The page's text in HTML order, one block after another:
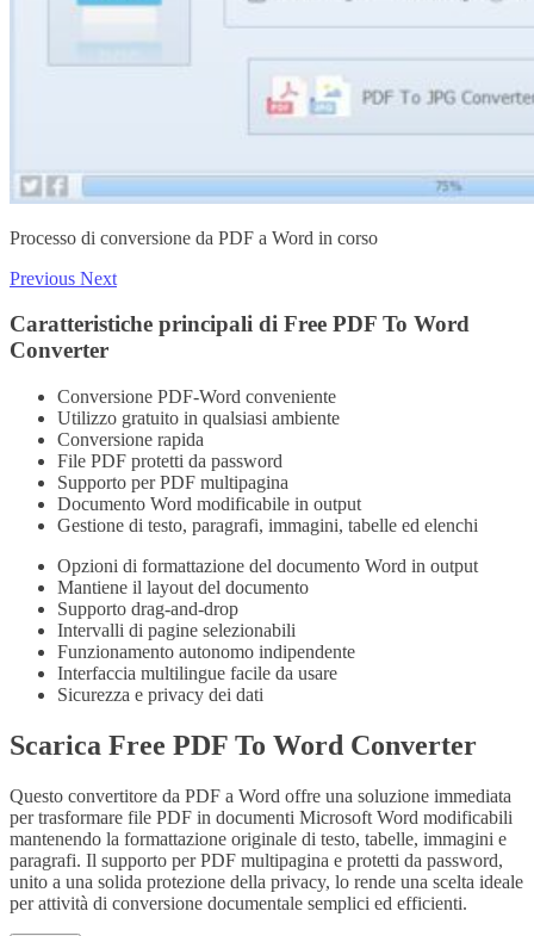
Processo di conversione da PDF a Word in corso
Previous Next
Caratteristiche principali di Free PDF To Word
Converter
Conversione PDF-Word conveniente
Utilizzo gratuito in qualsiasi ambiente
Conversione rapida
File PDF protetti da password
Supporto per PDF multipagina
Documento Word modificabile in output
Gestione di testo, paragrafi, immagini, tabelle ed elenchi
Opzioni di formattazione del documento Word in output
Mantiene il layout del documento
Supporto drag-and-drop
Intervalli di pagine selezionabili
Funzionamento autonomo indipendente
Interfaccia multilingue facile da usare
Sicurezza e privacy dei dati
Scarica Free PDF To Word Converter
Questo convertitore da PDF a Word offre una soluzione immediata
per trasformare file PDF in documenti Microsoft Word modificabili
mantenendo la formattazione originale di testo, tabelle, immagini e
paragrafi. Il supporto per PDF multipagina e protetti da password,
unito a una solida protezione della privacy, lo rende una scelta ideale
per attività di conversione documentale semplici ed efficienti.